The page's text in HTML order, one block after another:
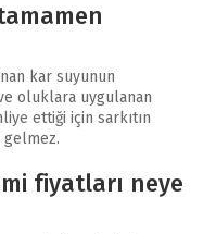
kar suyunun
oluklara uygulanan
ettiği için sarkıtın
gelmez.
fiyatları neye